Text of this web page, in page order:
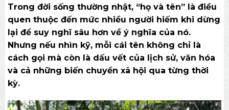
Trong đời sống thường nhật, “họ và tên” là điều
quen thuộc đến mức nhiều người hiếm khi dừng
lại để suy nghĩ sâu hơn về ý nghĩa của nó.
Nhưng nếu nhìn kỹ, mỗi cái tên không chỉ là
cách gọi mà còn là dấu vết của lịch sử, văn hóa
và cả những biến chuyển xã hội qua từng thời
kỳ.